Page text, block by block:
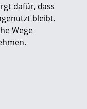
dafür, dass
bleibt.
Wege